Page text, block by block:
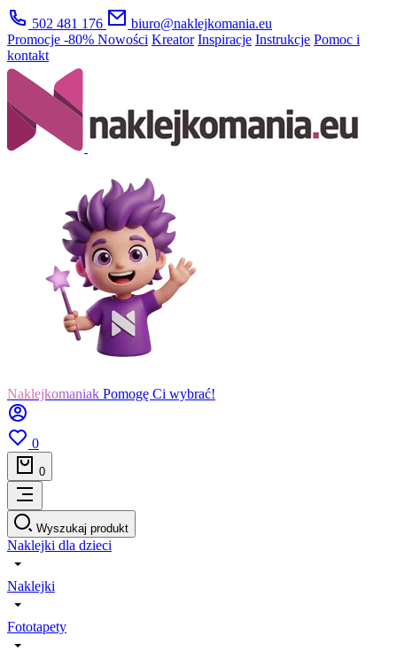
502 481 176
biuro@naklejkomania.eu
Promocje -80% Nowości Kreator Inspiracje Instrukcje Pomoc i
kontakt
Naklejkomaniak Pomogę Ci wybrać!
0
0
Wyszukaj produkt
Naklejki dla dzieci
Naklejki
Fototapety